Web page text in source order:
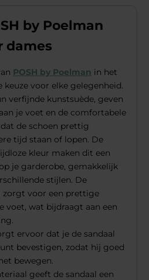
by Poelman
dames
POSH by Poelman in het
keuze voor elke gelegenheid.
verfijnde kunstsuède, geven
je voet en de comfortabele
de schoen prettig
tijd staan of lopen. De
kleur maken dit een
je garderobe, gemakkelijk
stijlen. De
voor een prettige
voet, wat bijdraagt aan een
ervoor dat je de sandaal
bevestigen, zodat hij goed
bewegen.
geeft de sandaal een